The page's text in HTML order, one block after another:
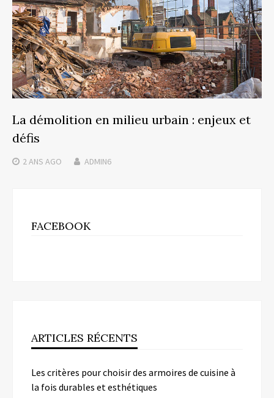
La démolition en milieu urbain : enjeux et
défis
2 ANS AGO ADMIN6
FACEBOOK
ARTICLES RÉCENTS
Les critères pour choisir des armoires de cuisine à
la fois durables et esthétiques